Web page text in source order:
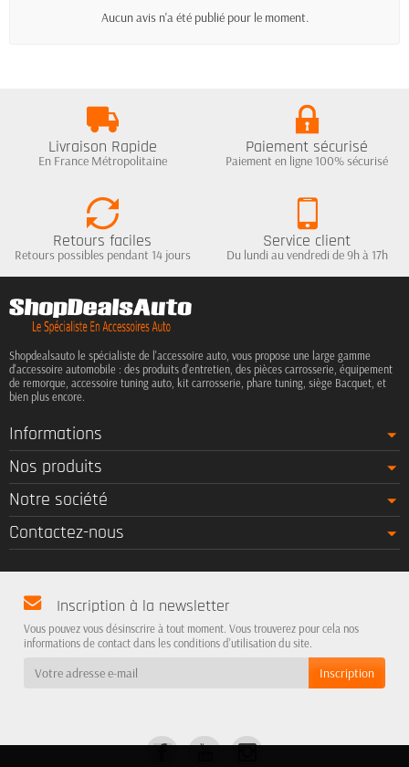
Aucun avis n'a été publié pour le moment.
Livraison Rapide
En France Métropolitaine
Paiement sécurisé
Paiement en ligne 100% sécurisé
Retours faciles
Retours possibles pendant 14 jours
Service client
Du lundi au vendredi de 9h à 17h
Shopdealsauto le spécialiste de l'accessoire auto, vous propose une large gamme
d'accessoire automobile : des produits d'entretien, des pièces carrosserie, équipement
de remorque, accessoire tuning auto, kit carrosserie, phare tuning, siège Bacquet, et
bien plus encore.
Informations
Nos produits
Notre société
Contactez-nous
Inscription à la newsletter
Vous pouvez vous désinscrire à tout moment. Vous trouverez pour cela nos
informations de contact dans les conditions d'utilisation du site.